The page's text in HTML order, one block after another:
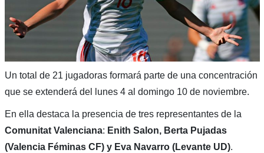
Un total de 21 jugadoras formará parte de una concentración
que se extenderá del lunes 4 al domingo 10 de noviembre.
En ella destaca la presencia de tres representantes de la
Comunitat Valenciana: Enith Salon, Berta Pujadas
(Valencia Féminas CF) y Eva Navarro (Levante UD).